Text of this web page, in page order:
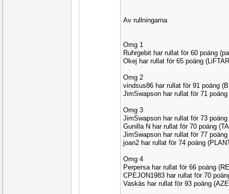
Av rullningarna
Omg 1
Ruhrgebit har rullat för 60 poäng
Okej har rullat för 65 poäng
Omg 2
vindsus86 har rullat för 91 poäng
JimSwapson har rullat för 71
Omg 3
JimSwapson har rullat för 73
Gunilla N har rullat för 70 poäng
JimSwapson har rullat för 77
joan2 har rullat för 74 poäng
Omg 4
Perpersa har rullat för 66 poäng
CPEJON1983 har rullat för 70
Vaskäs har rullat för 93 poäng